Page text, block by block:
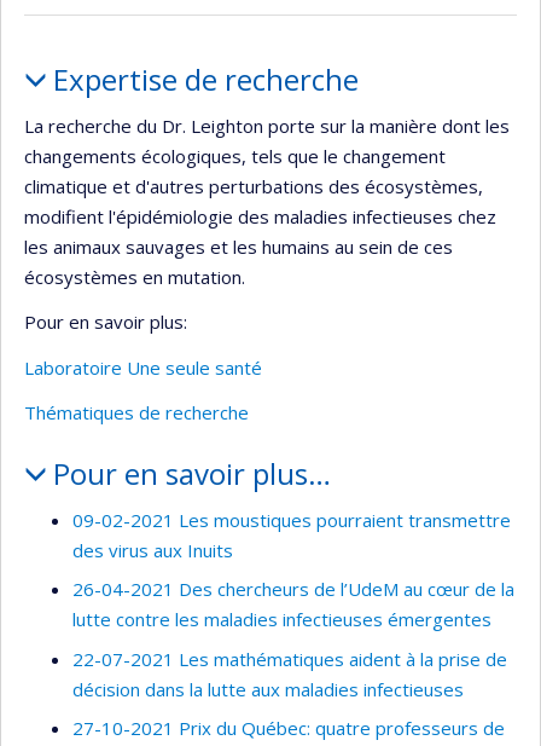
Expertise de recherche
La recherche du Dr. Leighton porte sur la manière dont les
changements écologiques, tels que le changement
climatique et d'autres perturbations des écosystèmes,
modifient l'épidémiologie des maladies infectieuses chez
les animaux sauvages et les humains au sein de ces
écosystèmes en mutation.
Pour en savoir plus:
Laboratoire Une seule santé
Thématiques de recherche
Pour en savoir plus…
09-02-2021 Les moustiques pourraient transmettre
des virus aux Inuits
26-04-2021 Des chercheurs de l’UdeM au cœur de la
lutte contre les maladies infectieuses émergentes
22-07-2021 Les mathématiques aident à la prise de
décision dans la lutte aux maladies infectieuses
27-10-2021 Prix du Québec: quatre professeurs de